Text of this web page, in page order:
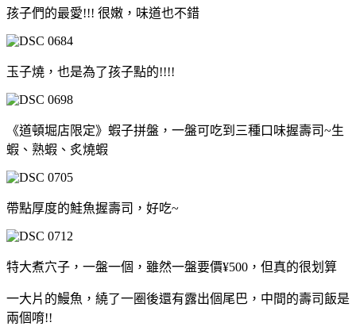
孩子們的最愛!!! 很嫩，味道也不錯
玉子燒，也是為了孩子點的!!!!
《道頓堀店限定》蝦子拼盤，一盤可吃到三種口味握壽司~生
蝦、熟蝦、炙燒蝦
帶點厚度的鮭魚握壽司，好吃~
特大煮穴子，一盤一個，雖然一盤要價¥500，但真的很划算
一大片的鰻魚，繞了一圈後還有露出個尾巴，中間的壽司飯是
兩個唷!!